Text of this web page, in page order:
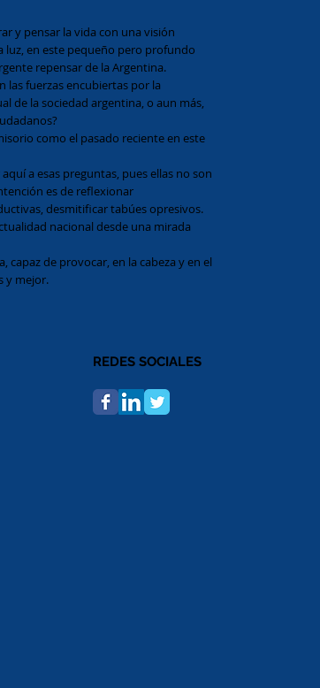
y pensar la vida con una visión
luz, en este pequeño pero profundo
repensar de la Argentina.
las fuerzas encubiertas por la
de la sociedad argentina, o aun más,
como el pasado reciente en este
a esas preguntas, pues ellas no son
es de reflexionar
desmitificar tabúes opresivos.
nacional desde una mirada
capaz de provocar, en la cabeza y en el
y mejor.
REDES SOCIALES